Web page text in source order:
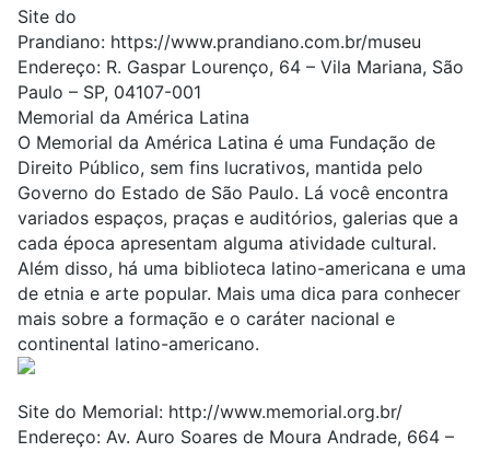
Site do
Prandiano: https://www.prandiano.com.br/museu
Endereço: R. Gaspar Lourenço, 64 – Vila Mariana, São
Paulo – SP, 04107-001
Memorial da América Latina
O Memorial da América Latina é uma Fundação de
Direito Público, sem fins lucrativos, mantida pelo
Governo do Estado de São Paulo. Lá você encontra
variados espaços, praças e auditórios, galerias que a
cada época apresentam alguma atividade cultural.
Além disso, há uma biblioteca latino-americana e uma
de etnia e arte popular. Mais uma dica para conhecer
mais sobre a formação e o caráter nacional e
continental latino-americano.
Site do Memorial: http://www.memorial.org.br/
Endereço: Av. Auro Soares de Moura Andrade, 664 –